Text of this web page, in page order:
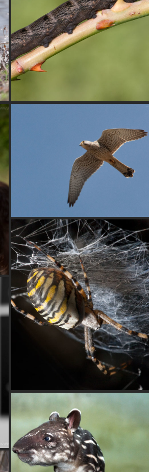
Mittlere Weinschwärmer (Deilephila
elpenor), Raupe
Turmfalke (Falco tinnunculus)
Wespenspinne (Argiope bruennichi)